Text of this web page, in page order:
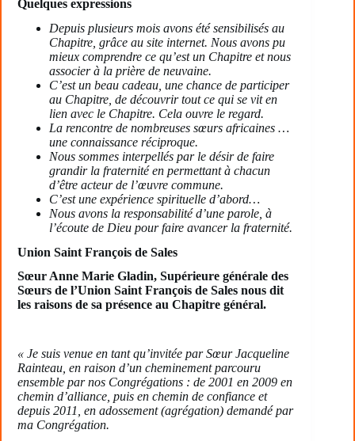
Quelques expressions
Depuis plusieurs mois avons été sensibilisés au
Chapitre, grâce au site internet. Nous avons pu
mieux comprendre ce qu’est un Chapitre et nous
associer à la prière de neuvaine.
C’est un beau cadeau, une chance de participer
au Chapitre, de découvrir tout ce qui se vit en
lien avec le Chapitre. Cela ouvre le regard.
La rencontre de nombreuses sœurs africaines …
une connaissance réciproque.
Nous sommes interpellés par le désir de faire
grandir la fraternité en permettant à chacun
d’être acteur de l’œuvre commune.
C’est une expérience spirituelle d’abord…
Nous avons la responsabilité d’une parole, à
l’écoute de Dieu pour faire avancer la fraternité.
Union Saint François de Sales
Sœur Anne Marie Gladin, Supérieure générale des
Sœurs de l’Union Saint François de Sales nous dit
les raisons de sa présence au Chapitre général.
« Je suis venue en tant qu’invitée par Sœur Jacqueline
Rainteau, en raison d’un cheminement parcouru
ensemble par nos Congrégations : de 2001 en 2009 en
chemin d’alliance, puis en chemin de confiance et
depuis 2011, en adossement (agrégation) demandé par
ma Congrégation.